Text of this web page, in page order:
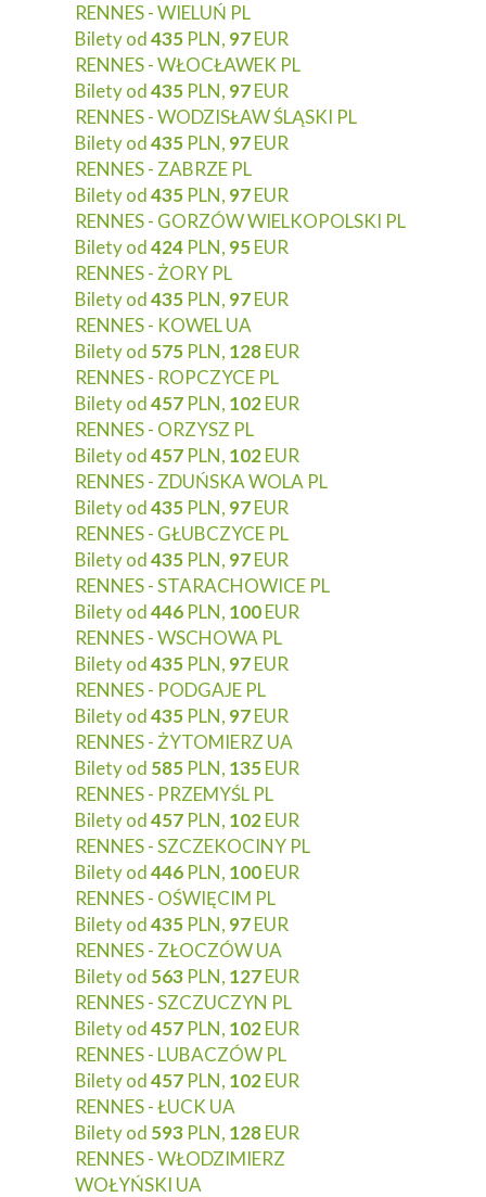
RENNES - WIELUŃ PL
Bilety od435 PLN, 97EUR
RENNES - WŁOCŁAWEK PL
Bilety od435 PLN, 97EUR
RENNES - WODZISŁAW ŚLĄSKI PL
Bilety od435 PLN, 97EUR
RENNES - ZABRZE PL
Bilety od435 PLN, 97EUR
RENNES - GORZÓW WIELKOPOLSKI PL
Bilety od424 PLN, 95EUR
RENNES - ŻORY PL
Bilety od435 PLN, 97EUR
RENNES - KOWEL UA
Bilety od 575 PLN, 128EUR
RENNES - ROPCZYCE PL
Bilety od457 PLN, 102EUR
RENNES - ORZYSZ PL
Bilety od457 PLN, 102EUR
RENNES - ZDUŃSKA WOLA PL
Bilety od435 PLN, 97EUR
RENNES - GŁUBCZYCE PL
Bilety od435 PLN, 97EUR
RENNES - STARACHOWICE PL
Bilety od446 PLN, 100EUR
RENNES - WSCHOWA PL
Bilety od435 PLN, 97EUR
RENNES - PODGAJE PL
Bilety od435 PLN, 97EUR
RENNES - ŻYTOMIERZ UA
Bilety od 585 PLN, 135EUR
RENNES - PRZEMYŚL PL
Bilety od457 PLN, 102EUR
RENNES - SZCZEKOCINY PL
Bilety od446 PLN, 100EUR
RENNES - OŚWIĘCIM PL
Bilety od435 PLN, 97EUR
RENNES - ZŁOCZÓW UA
Bilety od 563 PLN, 127EUR
RENNES - SZCZUCZYN PL
Bilety od457 PLN, 102EUR
RENNES - LUBACZÓW PL
Bilety od457 PLN, 102EUR
RENNES - ŁUCK UA
Bilety od 593 PLN, 128EUR
RENNES - WŁODZIMIERZ
WOŁYŃSKI UA